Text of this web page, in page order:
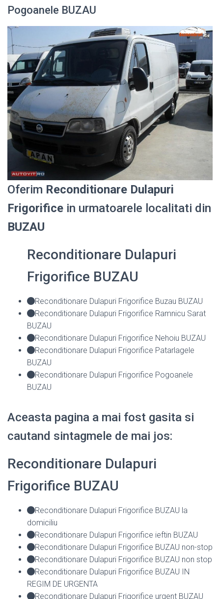
Pogoanele BUZAU
Oferim Reconditionare Dulapuri
Frigorifice in urmatoarele localitati din
BUZAU
Reconditionare Dulapuri
Frigorifice BUZAU
Reconditionare Dulapuri Frigorifice Buzau BUZAU
Reconditionare Dulapuri Frigorifice Ramnicu Sarat
BUZAU
Reconditionare Dulapuri Frigorifice Nehoiu BUZAU
Reconditionare Dulapuri Frigorifice Patarlagele
BUZAU
Reconditionare Dulapuri Frigorifice Pogoanele
BUZAU
Aceasta pagina a mai fost gasita si
cautand sintagmele de mai jos:
Reconditionare Dulapuri
Frigorifice BUZAU
Reconditionare Dulapuri Frigorifice BUZAU la
domiciliu
Reconditionare Dulapuri Frigorifice ieftin BUZAU
Reconditionare Dulapuri Frigorifice BUZAU non-stop
Reconditionare Dulapuri Frigorifice BUZAU non stop
Reconditionare Dulapuri Frigorifice BUZAU IN
REGIM DE URGENTA
Reconditionare Dulapuri Frigorifice urgent BUZAU